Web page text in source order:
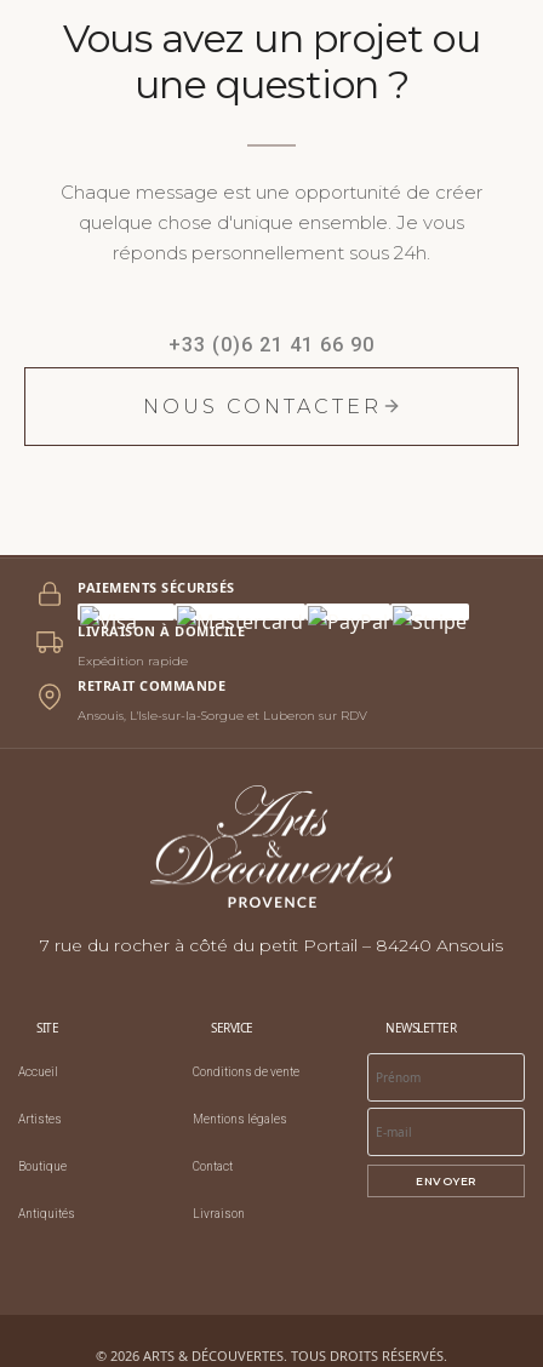
Vous avez un projet ou
une question ?
Chaque message est une opportunité de créer
quelque chose d'unique ensemble. Je vous
réponds personnellement sous 24h.
+33 (0)6 21 41 66 90
NOUS CONTACTER
PAIEMENTS SÉCURISÉS
LIVRAISON À DOMICILE
Expédition rapide
RETRAIT COMMANDE
Ansouis, L'Isle-sur-la-Sorgue et Luberon sur RDV
7 rue du rocher à côté du petit Portail – 84240 Ansouis
SITE
Accueil
Artistes
Boutique
Antiquités
SERVICE
Conditions de vente
Mentions légales
Contact
Livraison
NEWSLETTER
ENVOYER
© 2026 ARTS & DÉCOUVERTES. TOUS DROITS RÉSERVÉS.